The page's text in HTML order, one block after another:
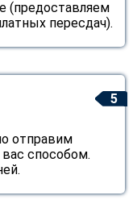
(предоставляем
пересдач).
5
отправим
способом.